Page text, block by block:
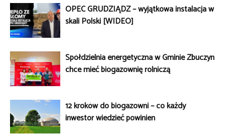
OPEC GRUDZIĄDZ – wyjątkowa instalacja w
skali Polski [WIDEO]
Spółdzielnia energetyczna w Gminie Zbuczyn
chce mieć biogazownię rolniczą
12 kroków do biogazowni – co każdy
inwestor wiedzieć powinien